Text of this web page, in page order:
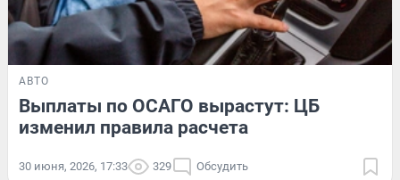
АВТО
Выплаты по ОСАГО вырастут: ЦБ
изменил правила расчета
30 июня, 2026, 17:33 329 Обсудить